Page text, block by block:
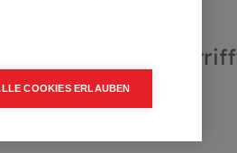
Holzbau: Stabilität
COOKIES ERLAUBEN